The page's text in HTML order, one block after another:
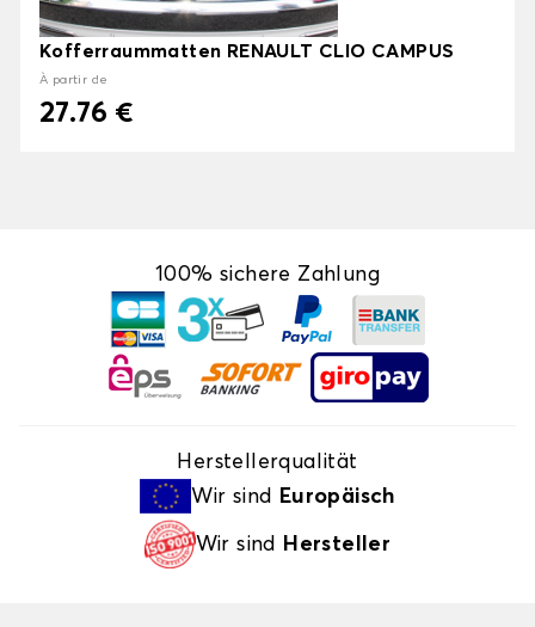
Kofferraummatten RENAULT CLIO CAMPUS
À partir de
27.76 €
100% sichere Zahlung
Herstellerqualität
Wir sind
Europäisch
Wir sind Hersteller